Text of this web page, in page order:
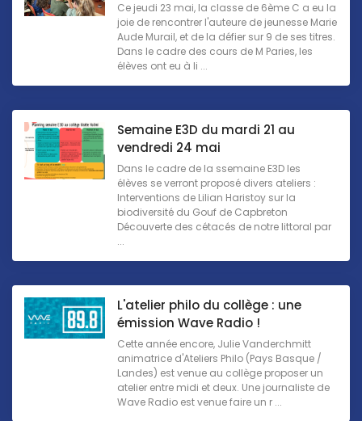
Ce jeudi 23 mai, la classe de 6ème C a eu la
joie de rencontrer l'auteure de jeunesse Marie
Aude Murail, et de la défier sur 9 de ses titres.
Dans le cadre des cours de M Paries, les
élèves ont eu à li ...
Semaine E3D du mardi 21 au
vendredi 24 mai
Dans le cadre de la ssemaine E3D les
élèves se verront proposé divers ateliers :
Interventions de Lilian Haristoy sur la
biodiversité du Gouf de Capbreton
Découverte des cétacés de notre littoral par
...
L'atelier philo du collège : une
émission Wave Radio !
Cette année encore, Julie Vanderchmitt
animatrice d'Ateliers Philo (Pays Basque /
Landes) est venue au collège proposer un
atelier entre midi et deux. Une journaliste de
Wave Radio est venue faire un r ...